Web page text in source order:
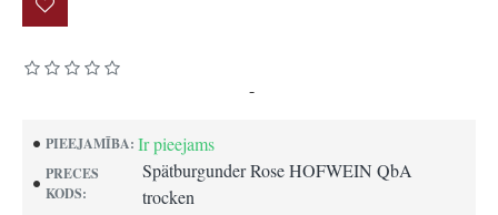
PIEEJAMĪBA: Ir pieejams
PRECES
KODS:
Spätburgunder Rose HOFWEIN QbA
trocken
-